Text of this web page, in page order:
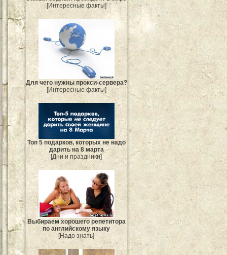
[Интересные факты]
Для чего нужны прокси-сервера?
[Интересные факты]
Топ 5 подарков, которых не надо
дарить на 8 марта
[Дни и праздники]
Выбираем хорошего репетитора
по английскому языку
[Надо знать]